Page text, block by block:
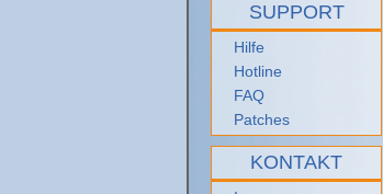
SUPPORT
Hilfe
Hotline
FAQ
Patches
KONTAKT